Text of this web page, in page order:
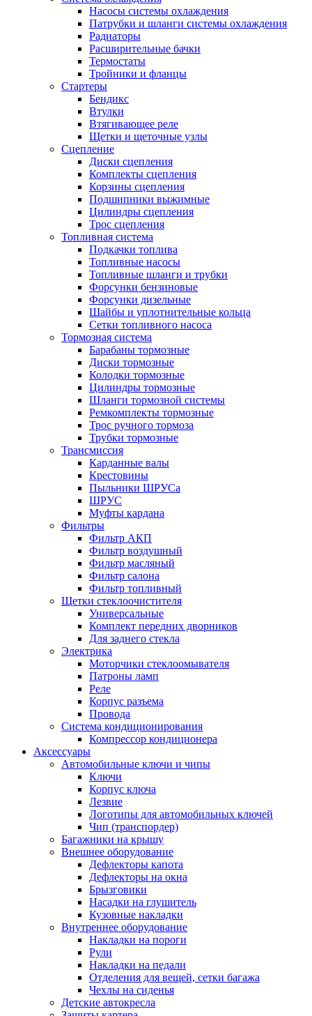
Насосы системы охлаждения
Патрубки и шланги системы охлаждения
Радиаторы
Расширительные бачки
Термостаты
Тройники и фланцы
Стартеры
Бендикс
Втулки
Втягивающее реле
Щетки и щеточные узлы
Сцепление
Диски сцепления
Комплекты сцепления
Корзины сцепления
Подшипники выжимные
Цилиндры сцепления
Трос сцепления
Топливная система
Подкачки топлива
Топливные насосы
Топливные шланги и трубки
Форсунки бензиновые
Форсунки дизельные
Шайбы и уплотнительные кольца
Сетки топливного насоса
Тормозная система
Барабаны тормозные
Диски тормозные
Колодки тормозные
Цилиндры тормозные
Шланги тормозной системы
Ремкомплекты тормозные
Трос ручного тормоза
Трубки тормозные
Трансмиссия
Карданные валы
Крестовины
Пыльники ШРУСа
ШРУС
Муфты кардана
Фильтры
Фильтр АКП
Фильтр воздушный
Фильтр масляный
Фильтр салона
Фильтр топливный
Щетки стеклоочистителя
Универсальные
Комплект передних дворников
Для заднего стекла
Электрика
Моторчики стеклоомывателя
Патроны ламп
Реле
Корпус разъема
Провода
Система кондиционирования
Компрессор кондиционера
Аксессуары
Автомобильные ключи и чипы
Ключи
Корпус ключа
Лезвие
Логотипы для автомобильных ключей
Чип (транспордер)
Багажники на крышу
Внешнее оборудование
Дефлекторы капота
Дефлекторы на окна
Брызговики
Насадки на глушитель
Кузовные накладки
Внутреннее оборудование
Накладки на пороги
Рули
Накладки на педали
Отделения для вещей, сетки багажа
Чехлы на сиденья
Детские автокресла